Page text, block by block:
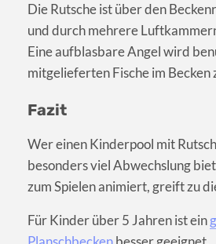
Die Rutsche ist über den
und durch mehrere
Eine aufblasbare Angel wird
mitgelieferten Fische im Becken
Fazit
Wer einen Kinderpool mit
besonders viel Abwechslung
zum Spielen animiert, greift zu
Für Kinder über 5 Jahren ist ein